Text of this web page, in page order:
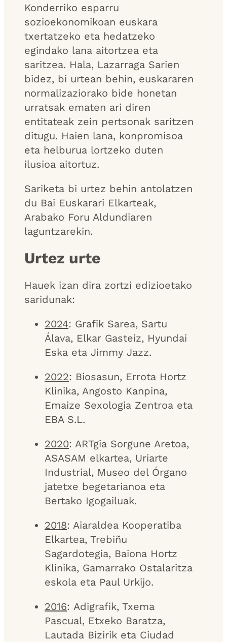
Konderriko esparru
sozioekonomikoan euskara
txertatzeko eta hedatzeko
egindako lana aitortzea eta
saritzea. Hala, Lazarraga Sarien
bidez, bi urtean behin, euskararen
normalizaziorako bide honetan
urratsak ematen ari diren
entitateak zein pertsonak saritzen
ditugu. Haien lana, konpromisoa
eta helburua lortzeko duten
ilusioa aitortuz.
Sariketa bi urtez behin antolatzen
du Bai Euskarari Elkarteak,
Arabako Foru Aldundiaren
laguntzarekin.
Urtez urte
Hauek izan dira zortzi edizioetako
saridunak:
2024: Grafik Sarea, Sartu
Álava, Elkar Gasteiz, Hyundai
Eska eta Jimmy Jazz.
2022: Biosasun, Errota Hortz
Klinika, Angosto Kanpina,
Emaize Sexologia Zentroa eta
EBA S.L.
2020: ARTgia Sorgune Aretoa,
ASASAM elkartea, Uriarte
Industrial, Museo del Órgano
jatetxe begetarianoa eta
Bertako Igogailuak.
2018: Aiaraldea Kooperatiba
Elkartea, Trebiñu
Sagardotegia, Baiona Hortz
Klinika, Gamarrako Ostalaritza
eskola eta Paul Urkijo.
2016: Adigrafik, Txema
Pascual, Etxeko Baratza,
Lautada Bizirik eta Ciudad